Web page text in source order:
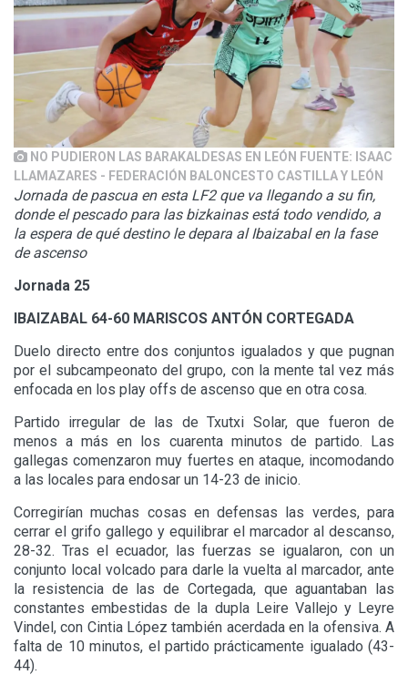
NO PUDIERON LAS BARAKALDESAS EN LEÓN FUENTE: ISAAC
LLAMAZARES - FEDERACIÓN BALONCESTO CASTILLA Y LEÓN
Jornada de pascua en esta LF2 que va llegando a su fin,
donde el pescado para las bizkainas está todo vendido, a
la espera de qué destino le depara al Ibaizabal en la fase
de ascenso
Jornada 25
IBAIZABAL 64-60 MARISCOS ANTÓN CORTEGADA
Duelo directo entre dos conjuntos igualados y que pugnan
por el subcampeonato del grupo, con la mente tal vez más
enfocada en los play offs de ascenso que en otra cosa.
Partido irregular de las de Txutxi Solar, que fueron de
menos a más en los cuarenta minutos de partido. Las
gallegas comenzaron muy fuertes en ataque, incomodando
a las locales para endosar un 14-23 de inicio.
Corregirían muchas cosas en defensas las verdes, para
cerrar el grifo gallego y equilibrar el marcador al descanso,
28-32. Tras el ecuador, las fuerzas se igualaron, con un
conjunto local volcado para darle la vuelta al marcador, ante
la resistencia de las de Cortegada, que aguantaban las
constantes embestidas de la dupla Leire Vallejo y Leyre
Vindel, con Cintia López también acerdada en la ofensiva. A
falta de 10 minutos, el partido prácticamente igualado (43-
44).